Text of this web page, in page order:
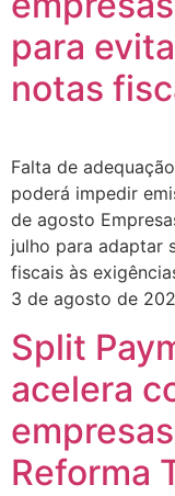
para
notas
Falta de
poderá impedir
de agosto
julho para adaptar
fiscais às
3 de agosto de
Split
acelera
Reforma